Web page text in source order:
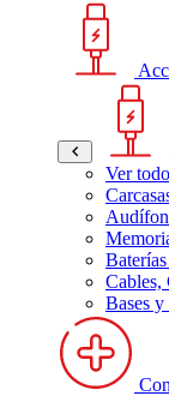
Ver
Cables,
Bases y